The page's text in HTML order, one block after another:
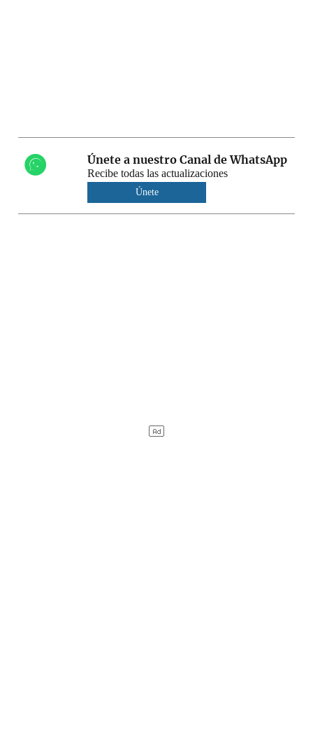
Únete a nuestro Canal de WhatsApp
Recibe todas las actualizaciones
Únete